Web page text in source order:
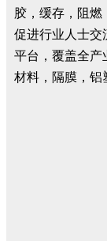
胶，缓存，阻燃
促进行业人士交
平台，覆盖全产
材料，隔膜，铝